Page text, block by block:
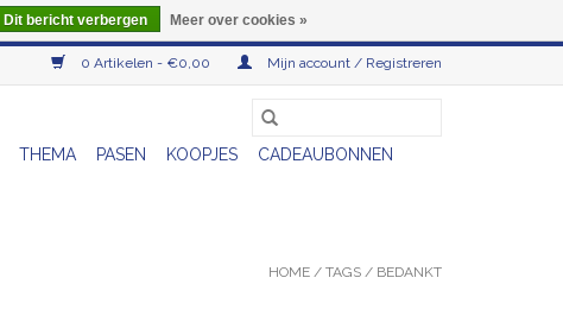
0 Artikelen - €0,00 Mijn account / Registreren
THEMA PASEN KOOPJES
CADEAUBONNEN
HOME / TAGS / BEDANKT
Dit bericht verbergen Meer over cookies »